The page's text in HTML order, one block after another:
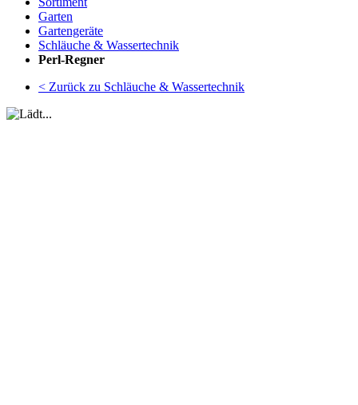
Garten
Gartengeräte
Schläuche & Wassertechnik
Perl-Regner
< Zurück zu Schläuche & Wassertechnik